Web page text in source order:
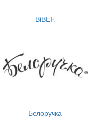
BiBER
Белоручка